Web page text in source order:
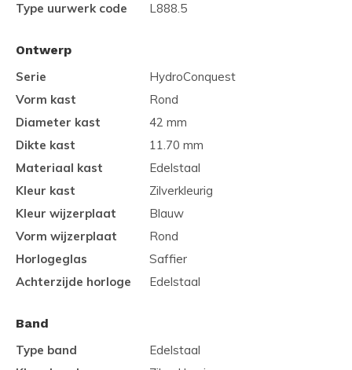
Type uurwerk code
L888.5
Ontwerp
Serie
HydroConquest
Vorm kast
Rond
Diameter kast
42 mm
Dikte kast
11.70 mm
Materiaal kast
Edelstaal
Kleur kast
Zilverkleurig
Kleur wijzerplaat
Blauw
Vorm wijzerplaat
Rond
Horlogeglas
Saffier
Achterzijde horloge
Edelstaal
Band
Type band
Edelstaal